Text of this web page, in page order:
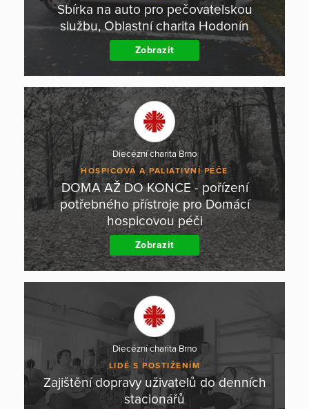
Sbírka na auto pro pečovatelskou
službu, Oblastní charita Hodonín
Zobrazit
Diecézní charita Brno
HOSPICOVÁ A PALIATIVNÍ PÉČE
DOMA AŽ DO KONCE - pořízení
potřebného přístroje pro Domácí
hospicovou péči
Zobrazit
Diecézní charita Brno
LIDÉ S POSTIŽENÍM
Zajištění dopravy uživatelů do denních
stacionářů